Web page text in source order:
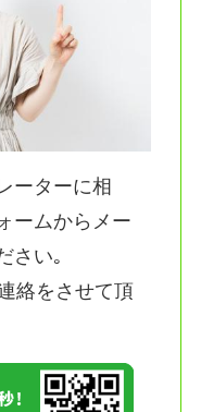
ーターに相
ームからメー
さい｡
絡をさせて頂